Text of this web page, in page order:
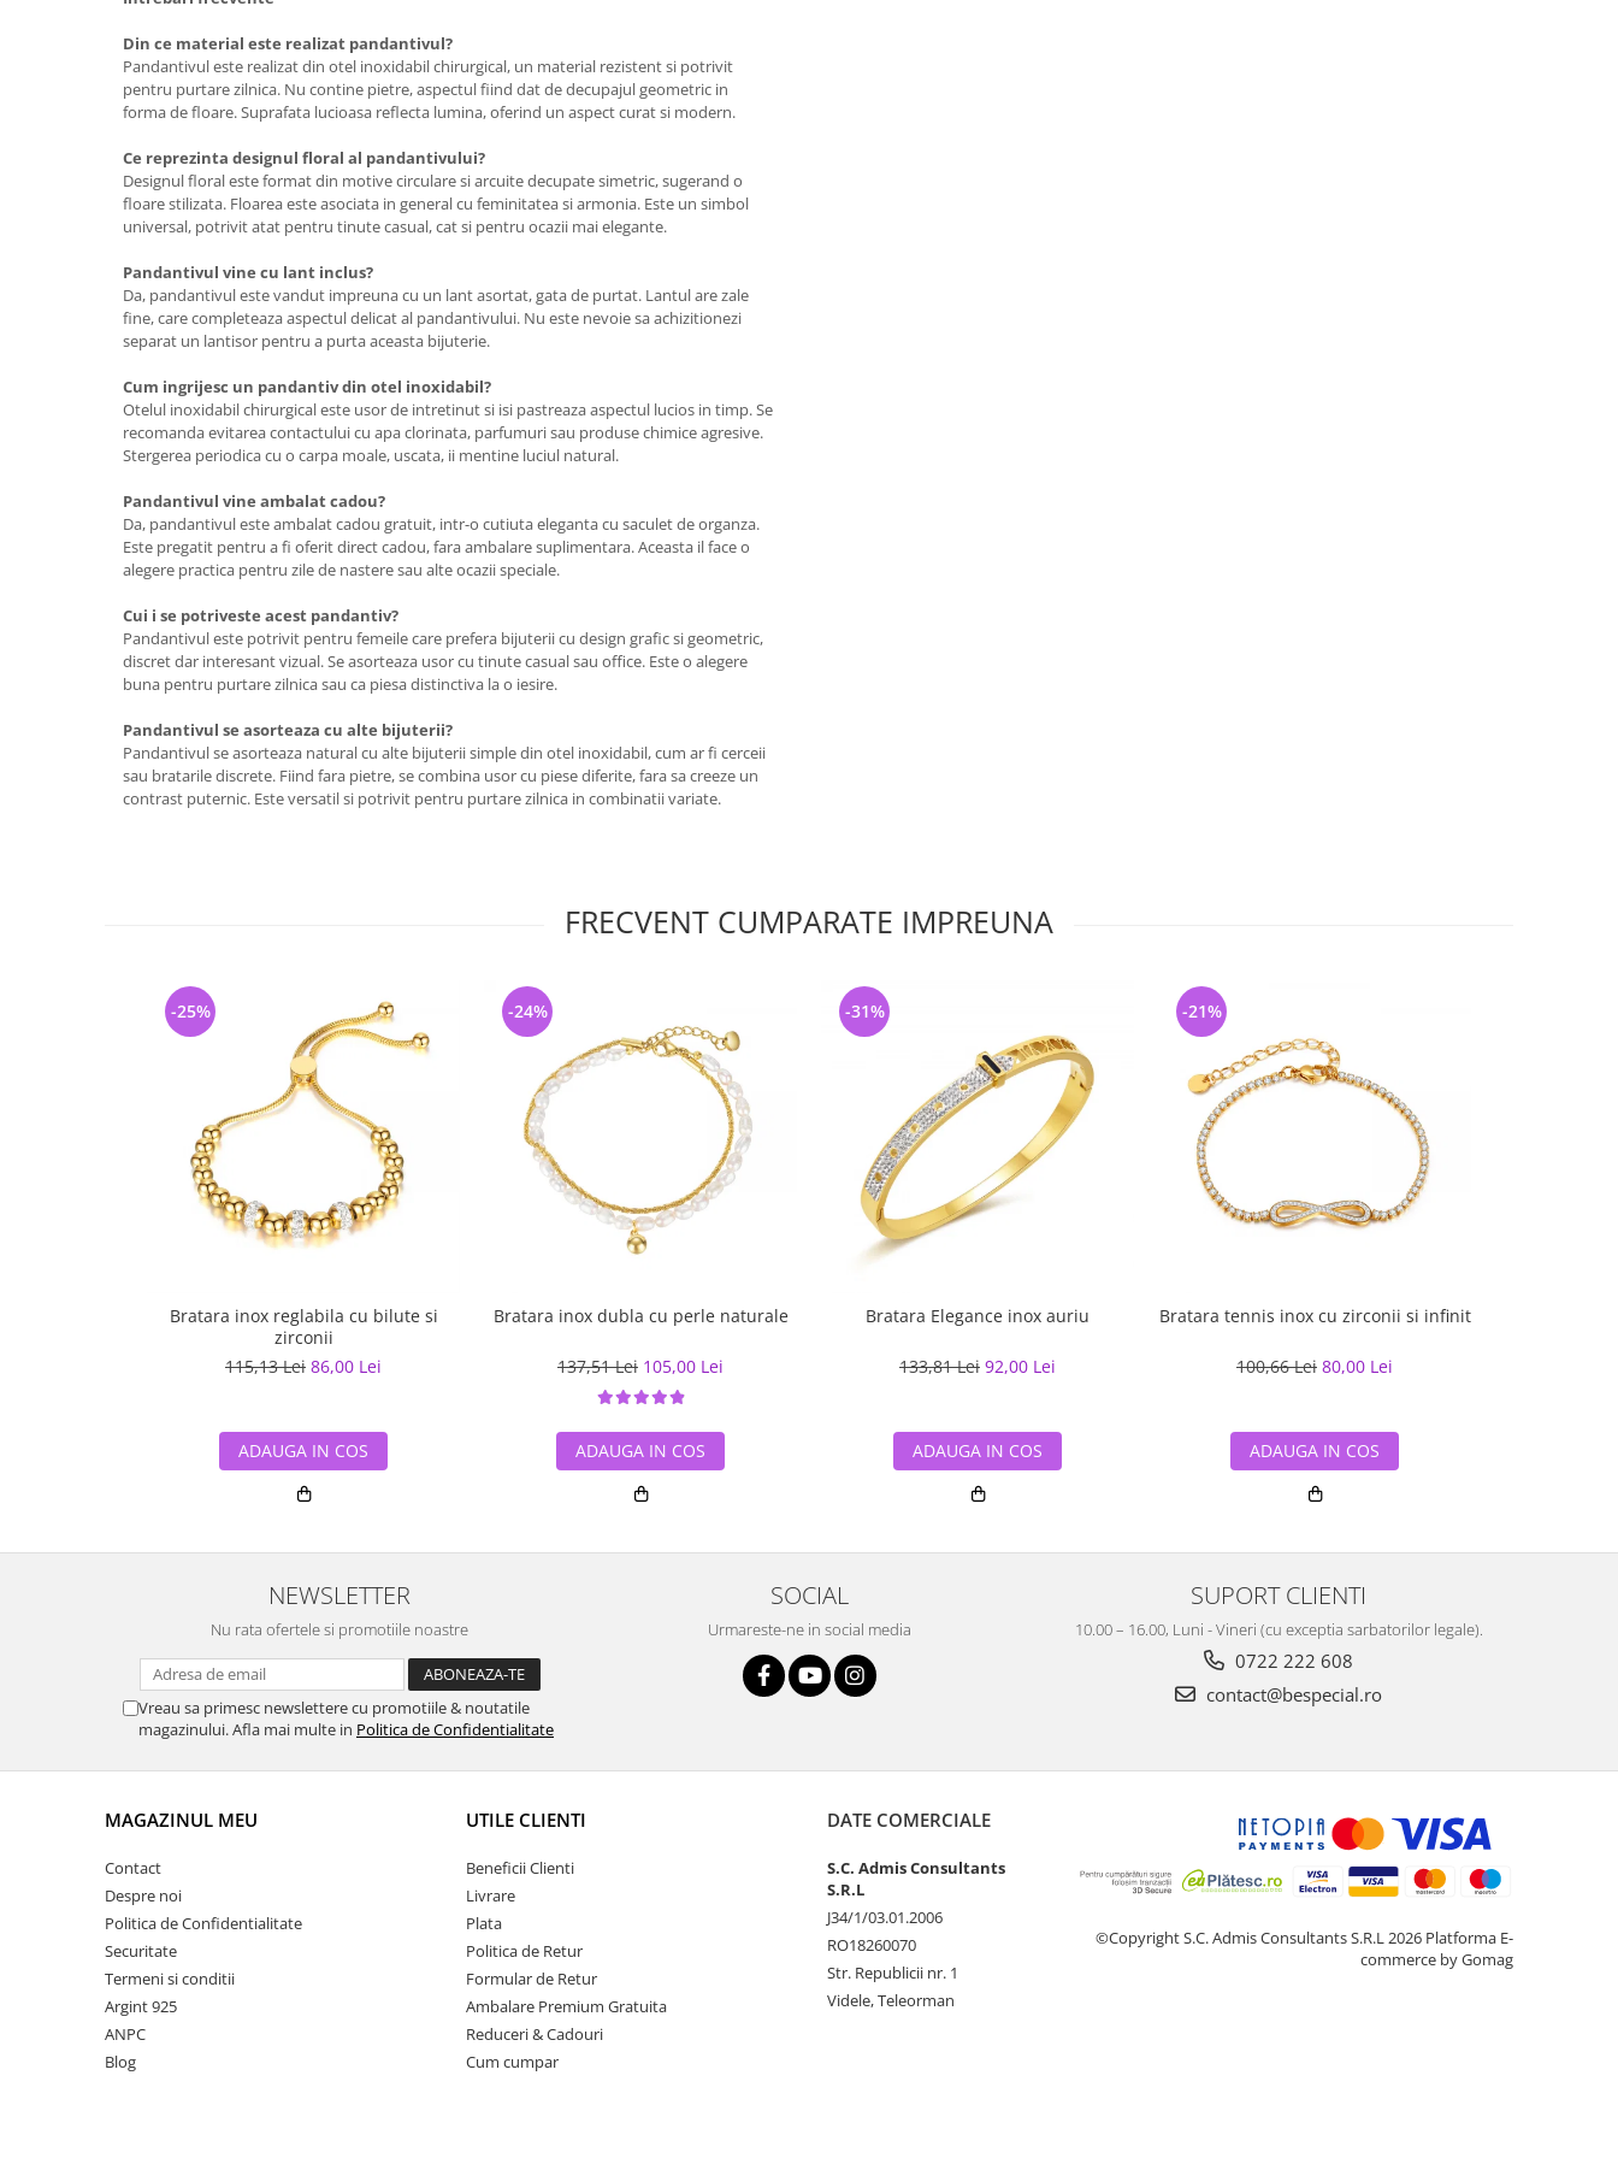
Din ce material este realizat pandantivul?
Pandantivul este realizat din otel inoxidabil chirurgical, un material rezistent si potrivit
pentru purtare zilnica. Nu contine pietre, aspectul fiind dat de decupajul geometric in
forma de floare. Suprafata lucioasa reflecta lumina, oferind un aspect curat si modern.
Ce reprezinta designul floral al pandantivului?
Designul floral este format din motive circulare si arcuite decupate simetric, sugerand o
floare stilizata. Floarea este asociata in general cu feminitatea si armonia. Este un simbol
universal, potrivit atat pentru tinute casual, cat si pentru ocazii mai elegante.
Pandantivul vine cu lant inclus?
Da, pandantivul este vandut impreuna cu un lant asortat, gata de purtat. Lantul are zale
fine, care completeaza aspectul delicat al pandantivului. Nu este nevoie sa achizitionezi
separat un lantisor pentru a purta aceasta bijuterie.
Cum ingrijesc un pandantiv din otel inoxidabil?
Otelul inoxidabil chirurgical este usor de intretinut si isi pastreaza aspectul lucios in timp. Se
recomanda evitarea contactului cu apa clorinata, parfumuri sau produse chimice agresive.
Stergerea periodica cu o carpa moale, uscata, ii mentine luciul natural.
Pandantivul vine ambalat cadou?
Da, pandantivul este ambalat cadou gratuit, intr-o cutiuta eleganta cu saculet de organza.
Este pregatit pentru a fi oferit direct cadou, fara ambalare suplimentara. Aceasta il face o
alegere practica pentru zile de nastere sau alte ocazii speciale.
Cui i se potriveste acest pandantiv?
Pandantivul este potrivit pentru femeile care prefera bijuterii cu design grafic si geometric,
discret dar interesant vizual. Se asorteaza usor cu tinute casual sau office. Este o alegere
buna pentru purtare zilnica sau ca piesa distinctiva la o iesire.
Pandantivul se asorteaza cu alte bijuterii?
Pandantivul se asorteaza natural cu alte bijuterii simple din otel inoxidabil, cum ar fi cerceii
sau bratarile discrete. Fiind fara pietre, se combina usor cu piese diferite, fara sa creeze un
contrast puternic. Este versatil si potrivit pentru purtare zilnica in combinatii variate.
FRECVENT CUMPARATE IMPREUNA
Bratara inox reglabila cu bilute si
zirconii
115,13 Lei 86,00 Lei
-25%
ADAUGA IN COS
Bratara inox dubla cu perle naturale
137,51 Lei 105,00 Lei
-24%
ADAUGA IN COS
Bratara Elegance inox auriu
133,81 Lei 92,00 Lei
-31%
ADAUGA IN COS
Bratara tennis inox cu zirconii si infinit
100,66 Lei 80,00 Lei
-21%
ADAUGA IN COS
NEWSLETTER
Nu rata ofertele si promotiile noastre
Vreau sa primesc newslettere cu promotiile & noutatile
magazinului. Afla mai multe in Politica de Confidentialitate
SOCIAL
Urmareste-ne in social media
SUPORT CLIENTI
10.00 – 16.00, Luni - Vineri (cu exceptia sarbatorilor legale).
0722 222 608
contact@bespecial.ro
MAGAZINUL MEU
Contact
Despre noi
Politica de Confidentialitate
Securitate
Termeni si conditii
Argint 925
ANPC
Blog
UTILE CLIENTI
Beneficii Clienti
Livrare
Plata
Politica de Retur
Formular de Retur
Ambalare Premium Gratuita
Reduceri & Cadouri
Cum cumpar
DATE COMERCIALE
S.C. Admis Consultants
S.R.L
J34/1/03.01.2006
RO18260070
Str. Republicii nr. 1
Videle, Teleorman
©Copyright S.C. Admis Consultants S.R.L 2026 Platforma E-
commerce by Gomag